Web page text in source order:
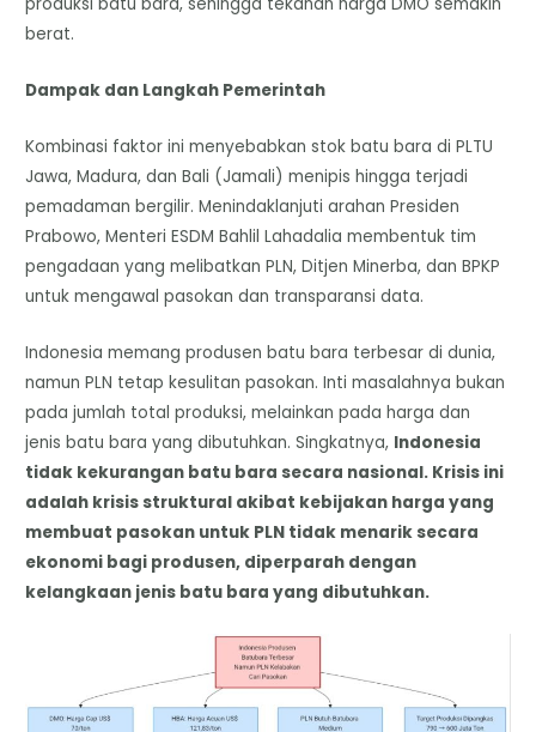
berat.
Dampak dan Langkah Pemerintah
Kombinasi faktor ini menyebabkan stok batu bara di PLTU
Jawa, Madura, dan Bali (Jamali) menipis hingga terjadi
pemadaman bergilir. Menindaklanjuti arahan Presiden
Prabowo, Menteri ESDM Bahlil Lahadalia membentuk tim
pengadaan yang melibatkan PLN, Ditjen Minerba, dan BPKP
untuk mengawal pasokan dan transparansi data.
Indonesia memang produsen batu bara terbesar di dunia,
namun PLN tetap kesulitan pasokan. Inti masalahnya bukan
pada jumlah total produksi, melainkan pada harga dan
jenis batu bara yang dibutuhkan. Singkatnya, Indonesia
tidak kekurangan batu bara secara nasional. Krisis ini
adalah krisis struktural akibat kebijakan harga yang
membuat pasokan untuk PLN tidak menarik secara
ekonomi bagi produsen, diperparah dengan
kelangkaan jenis batu bara yang dibutuhkan.